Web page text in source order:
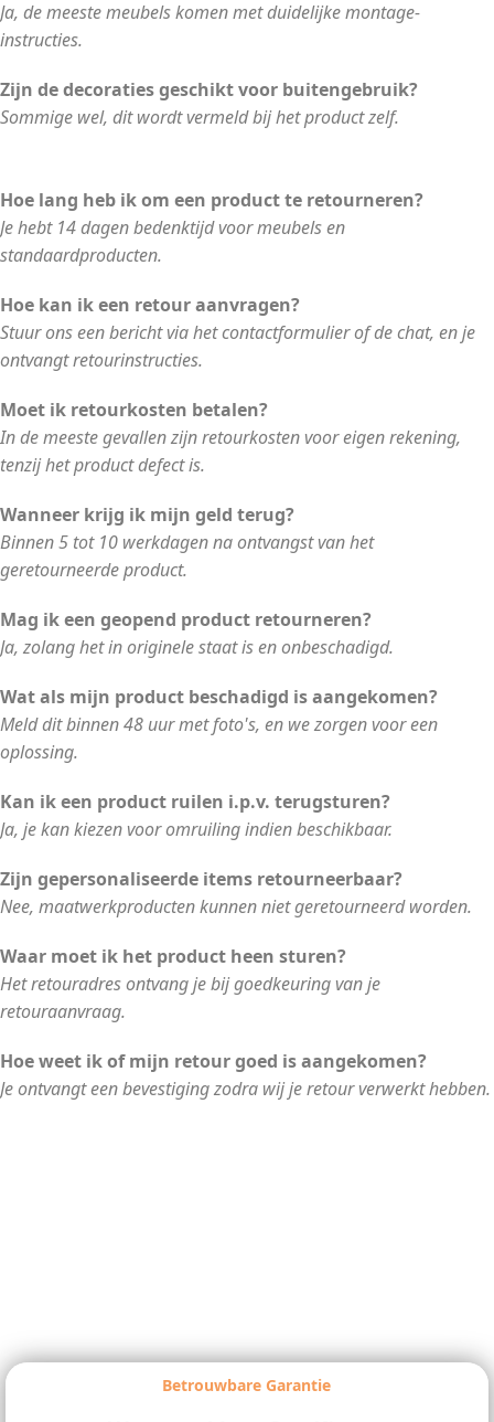
Ja, de meeste meubels komen met duidelijke montage-
instructies.
Zijn de decoraties geschikt voor buitengebruik?
Sommige wel, dit wordt vermeld bij het product zelf.
Hoe lang heb ik om een product te retourneren?
Je hebt 14 dagen bedenktijd voor meubels en
standaardproducten.
Hoe kan ik een retour aanvragen?
Stuur ons een bericht via het contactformulier of de chat, en je
ontvangt retourinstructies.
Moet ik retourkosten betalen?
In de meeste gevallen zijn retourkosten voor eigen rekening,
tenzij het product defect is.
Wanneer krijg ik mijn geld terug?
Binnen 5 tot 10 werkdagen na ontvangst van het
geretourneerde product.
Mag ik een geopend product retourneren?
Ja, zolang het in originele staat is en onbeschadigd.
Wat als mijn product beschadigd is aangekomen?
Meld dit binnen 48 uur met foto's, en we zorgen voor een
oplossing.
Kan ik een product ruilen i.p.v. terugsturen?
Ja, je kan kiezen voor omruiling indien beschikbaar.
Zijn gepersonaliseerde items retourneerbaar?
Nee, maatwerkproducten kunnen niet geretourneerd worden.
Waar moet ik het product heen sturen?
Het retouradres ontvang je bij goedkeuring van je
retouraanvraag.
Hoe weet ik of mijn retour goed is aangekomen?
Je ontvangt een bevestiging zodra wij je retour verwerkt hebben.
Betrouwbare Garantie